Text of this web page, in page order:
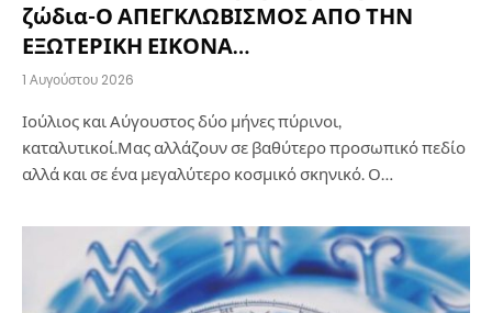
ζώδια-Ο ΑΠΕΓΚΛΩΒΙΣΜΟΣ ΑΠΟ ΤΗΝ
ΕΞΩΤΕΡΙΚΗ ΕΙΚΟΝΑ…
1 Αυγούστου 2026
Ιούλιος και Αύγουστος δύο μήνες πύρινοι,
καταλυτικοί.Μας αλλάζουν σε βαθύτερο προσωπικό πεδίο
αλλά και σε ένα μεγαλύτερο κοσμικό σκηνικό. Ο…